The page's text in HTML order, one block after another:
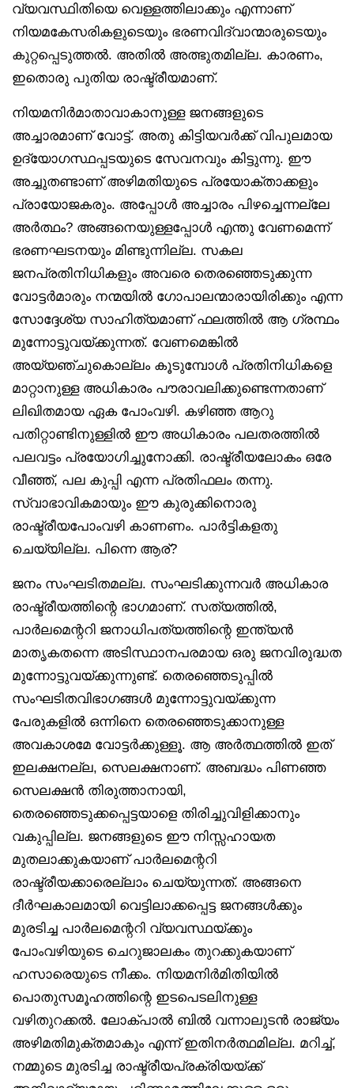
വ്യവസ്ഥിതിയെ വെള്ളത്തിലാക്കും എന്നാണ്
നിയമകേസരികളുടെയും ഭരണവിദ്വാന്മാരുടെയും
കുറ്റപ്പെടുത്തൽ. അതിൽ അത്ഭുതമില്ല. കാരണം,
ഇതൊരു പുതിയ രാഷ്ട്രീയമാണ്.
നിയമനിർമാതാവാകാനുള്ള ജനങ്ങളുടെ
അച്ചാരമാണ് വോട്ട്. അതു കിട്ടിയവർക്ക് വിപുലമായ
ഉദ്യോഗസ്ഥപ്പടയുടെ സേവനവും കിട്ടുന്നു. ഈ
അച്ചുതണ്ടാണ് അഴിമതിയുടെ പ്രയോക്താക്കളും
പ്രായോജകരും. അപ്പോൾ അച്ചാരം പിഴച്ചെന്നല്ലേ
അർത്ഥം? അങ്ങനെയുള്ളപ്പോൾ എന്തു വേണമെന്ന്
ഭരണഘടനയും മിണ്ടുന്നില്ല. സകല
ജനപ്രതിനിധികളും അവരെ തെരഞ്ഞെടുക്കുന്ന
വോട്ടർമാരും നന്മയിൽ ഗോപാലന്മാരായിരിക്കും എന്ന
സോദ്ദേശ്യ സാഹിത്യമാണ് ഫലത്തിൽ ആ ഗ്രന്ഥം
മുന്നോട്ടുവയ്ക്കുന്നത്. വേണമെങ്കിൽ
അയ്യഞ്ചുകൊല്ലം കൂടുമ്പോൾ പ്രതിനിധികളെ
മാറ്റാനുള്ള അധികാരം പൗരാവലിക്കുണ്ടെന്നതാണ്
ലിഖിതമായ ഏക പോംവഴി. കഴിഞ്ഞ ആറു
പതിറ്റാണ്ടിനുള്ളിൽ ഈ അധികാരം പലതരത്തിൽ
പലവട്ടം പ്രയോഗിച്ചുനോക്കി. രാഷ്ട്രീയലോകം ഒരേ
വീഞ്ഞ്, പല കുപ്പി എന്ന പ്രതിഫലം തന്നു.
സ്വാഭാവികമായും ഈ കുരുക്കിനൊരു
രാഷ്ട്രീയപോംവഴി കാണണം. പാർട്ടികളതു
ചെയ്യില്ല. പിന്നെ ആര്?
ജനം സംഘടിതമല്ല. സംഘടിക്കുന്നവർ അധികാര
രാഷ്ട്രീയത്തിന്റെ ഭാഗമാണ്. സത്യത്തിൽ,
പാർലമെന്ററി ജനാധിപത്യത്തിന്റെ ഇന്ത്യൻ
മാതൃകതന്നെ അടിസ്ഥാനപരമായ ഒരു ജനവിരുദ്ധത
മുന്നോട്ടുവയ്ക്കുന്നുണ്ട്. തെരഞ്ഞെടുപ്പിൽ
സംഘടിതവിഭാഗങ്ങൾ മുന്നോട്ടുവയ്ക്കുന്ന
പേരുകളിൽ ഒന്നിനെ തെരഞ്ഞെടുക്കാനുള്ള
അവകാശമേ വോട്ടർക്കുള്ളൂ. ആ അർത്ഥത്തിൽ ഇത്
ഇലക്ഷനല്ല, സെലക്ഷനാണ്. അബദ്ധം പിണഞ്ഞ
സെലക്ഷൻ തിരുത്താനായി,
തെരഞ്ഞെടുക്കപ്പെട്ടയാളെ തിരിച്ചുവിളിക്കാനും
വകുപ്പില്ല. ജനങ്ങളുടെ ഈ നിസ്സഹായത
മുതലാക്കുകയാണ് പാർലമെന്ററി
രാഷ്ട്രീയക്കാരെല്ലാം ചെയ്യുന്നത്. അങ്ങനെ
ദീർഘകാലമായി വെട്ടിലാക്കപ്പെട്ട ജനങ്ങൾക്കും
മുരടിച്ച പാർലമെന്ററി വ്യവസ്ഥയ്ക്കും
പോംവഴിയുടെ ചെറുജാലകം തുറക്കുകയാണ്
ഹസാരെയുടെ നീക്കം. നിയമനിർമിതിയിൽ
പൊതുസമൂഹത്തിന്റെ ഇടപെടലിനുള്ള
വഴിതുറക്കൽ. ലോക്പാൽ ബിൽ വന്നാലുടൻ രാജ്യം
അഴിമതിമുക്തമാകും എന്ന് ഇതിനർത്ഥമില്ല. മറിച്ച്,
നമ്മുടെ മുരടിച്ച രാഷ്ട്രീയപ്രക്രിയയ്ക്ക്